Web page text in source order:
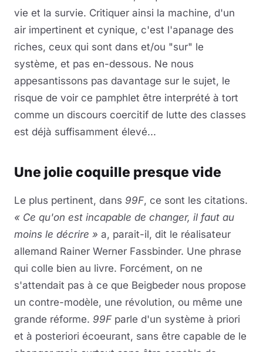
vie et la survie. Critiquer ainsi la machine, d'un
air impertinent et cynique, c'est l'apanage des
riches, ceux qui sont dans et/ou "sur" le
système, et pas en-dessous. Ne nous
appesantissons pas davantage sur le sujet, le
risque de voir ce pamphlet être interprété à tort
comme un discours coercitif de lutte des classes
est déjà suffisamment élevé...
Une jolie coquille presque vide
Le plus pertinent, dans 99F, ce sont les citations.
« Ce qu'on est incapable de changer, il faut au
moins le décrire » a, parait-il, dit le réalisateur
allemand Rainer Werner Fassbinder. Une phrase
qui colle bien au livre. Forcément, on ne
s'attendait pas à ce que Beigbeder nous propose
un contre-modèle, une révolution, ou même une
grande réforme. 99F parle d'un système à priori
et à posteriori écoeurant, sans être capable de le